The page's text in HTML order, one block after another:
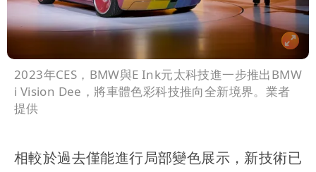
2023年CES，BMW與E Ink元太科技進一步推出BMW
i Vision Dee，將車體色彩科技推向全新境界。業者
提供
相較於過去僅能進行局部變色展示，新技術已